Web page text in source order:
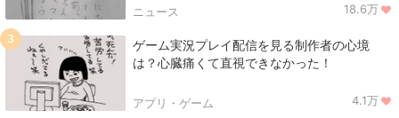
ニュース 18.6万
ゲーム実況プレイ配信を見る制作者の心境
は？心臓痛くて直視できなかった！
アプリ・ゲーム 4.1万
3